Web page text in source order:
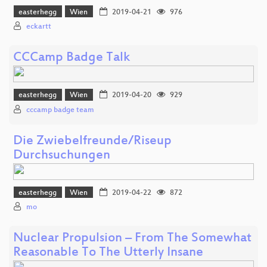
easterhegg Wien 2019-04-21
976
eckartt
CCCamp Badge Talk
easterhegg Wien 2019-04-20
929
cccamp badge team
Die Zwiebelfreunde/Riseup
Durchsuchungen
easterhegg Wien 2019-04-22
872
mo
Nuclear Propulsion – From The Somewhat
Reasonable To The Utterly Insane